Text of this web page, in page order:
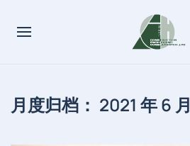
月度归档： 2021 年 6 月